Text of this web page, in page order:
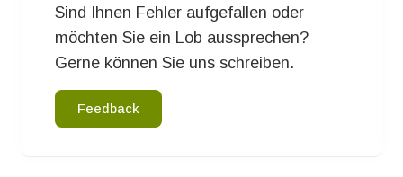
Sind Ihnen Fehler aufgefallen oder
möchten Sie ein Lob aussprechen?
Gerne können Sie uns schreiben.
Feedback